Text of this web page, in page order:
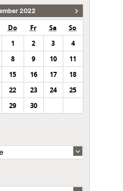
2022
Do Fr Sa
So
1
2 3
4
8 9 10
11
15 16 17
18
22 23 24
25
29 30